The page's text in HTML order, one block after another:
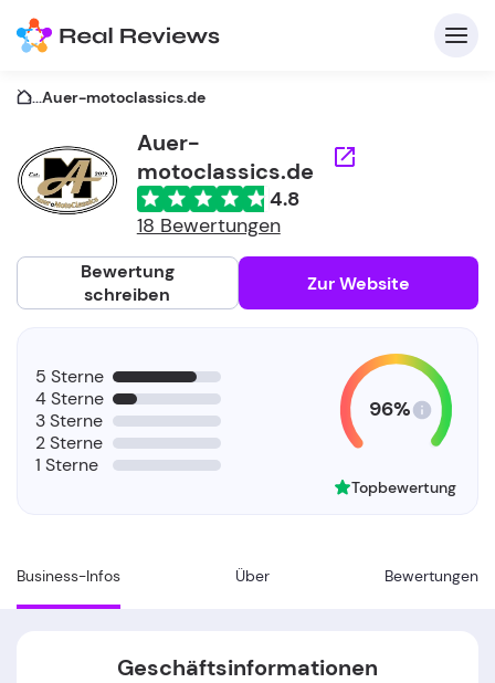
...Auer-motoclassics.de
Auer-
motoclassics.de
4.8
18 Bewertungen
Bewertung
schreiben
Zur Website
Business-Infos Über Bewertungen
5 Sterne
4 Sterne
3 Sterne
2 Sterne
1 Sterne
96%
Topbewertung
Geschäftsinformationen